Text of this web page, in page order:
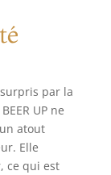
à
par la
UP ne
atout
Elle
ce qui est